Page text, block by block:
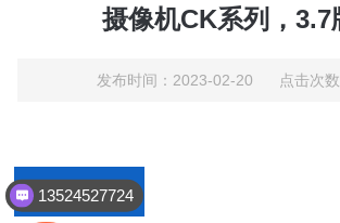
摄像机CK系列，3.7
发布时间：2023-02-20 点击次数
文件下载
13524527724